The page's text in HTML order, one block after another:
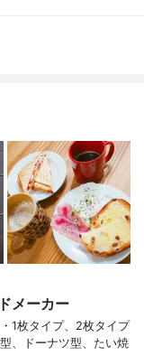
メーカー
1枚タイプ、2枚タイプ
、ドーナツ型、たい焼